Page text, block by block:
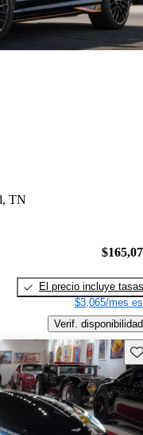
TN
El precio incluye tasas
$3,065/mes
Verif. disponibilidad